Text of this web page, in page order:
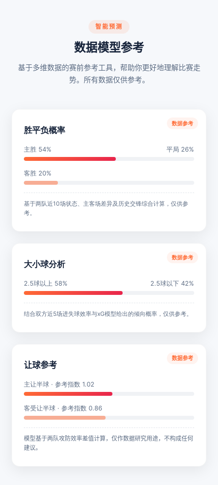
智能预测
数据模型参考
基于多维数据的赛前参考工具，帮助你更好地理解比赛走
势。所有数据仅供参考。
数据参考
胜平负概率
主胜 54% 平局 26%
客胜 20%
基于两队近10场状态、主客场差异及历史交锋综合计算，仅供参
考。
数据参考
大小球分析
2.5球以上 58% 2.5球以下 42%
结合双方近5场进失球效率与xG模型给出的倾向概率，仅供参考。
数据参考
让球参考
主让半球 · 参考指数 1.02
客受让半球 · 参考指数 0.86
模型基于两队攻防效率差值计算，仅作数据研究用途，不构成任何
建议。